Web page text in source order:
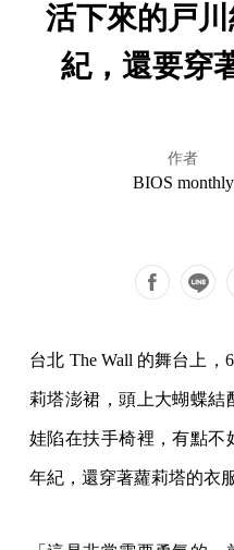
活下來的戸
紀，還要穿
作者
BIOS monthly
台北 The Wall 的舞台上
莉塔澎裙，頭上大蝴蝶
娃陷在扶手椅裡，有點不
年紀，還穿著蘿莉塔的衣